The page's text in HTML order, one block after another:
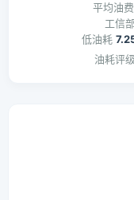
平均油费
工信
低油耗
油耗评